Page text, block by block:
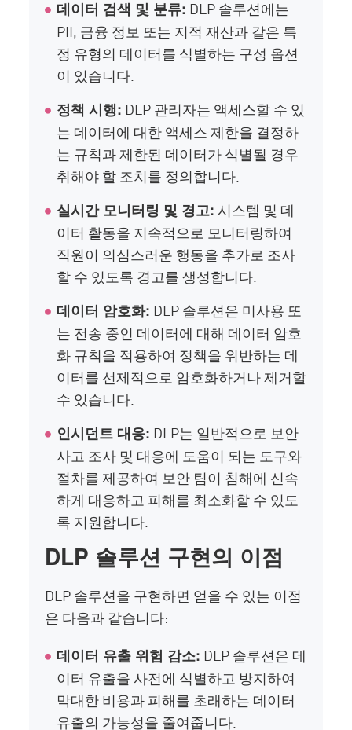
데이터 검색 및 분류: DLP 솔루션에는
PII, 금융 정보 또는 지적 재산과 같은 특
정 유형의 데이터를 식별하는 구성 옵션
이 있습니다.
정책 시행: DLP 관리자는 액세스할 수 있
는 데이터에 대한 액세스 제한을 결정하
는 규칙과 제한된 데이터가 식별될 경우
취해야 할 조치를 정의합니다.
실시간 모니터링 및 경고: 시스템 및 데
이터 활동을 지속적으로 모니터링하여
직원이 의심스러운 행동을 추가로 조사
할 수 있도록 경고를 생성합니다.
데이터 암호화: DLP 솔루션은 미사용 또
는 전송 중인 데이터에 대해 데이터 암호
화 규칙을 적용하여 정책을 위반하는 데
이터를 선제적으로 암호화하거나 제거할
수 있습니다.
인시던트 대응: DLP는 일반적으로 보안
사고 조사 및 대응에 도움이 되는 도구와
절차를 제공하여 보안 팀이 침해에 신속
하게 대응하고 피해를 최소화할 수 있도
록 지원합니다.
DLP 솔루션 구현의 이점
DLP 솔루션을 구현하면 얻을 수 있는 이점
은 다음과 같습니다:
데이터 유출 위험 감소: DLP 솔루션은 데
이터 유출을 사전에 식별하고 방지하여
막대한 비용과 피해를 초래하는 데이터
유출의 가능성을 줄여줍니다.